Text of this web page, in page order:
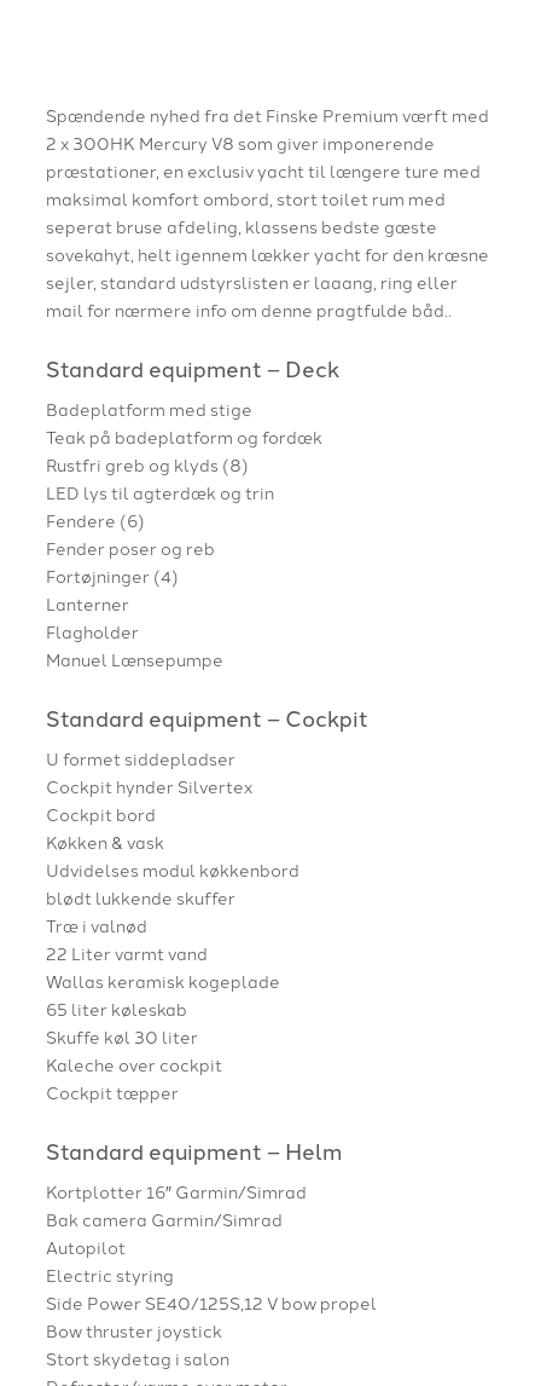
Spændende nyhed fra det Finske Premium værft med
2 x 300HK Mercury V8 som giver imponerende
præstationer, en exclusiv yacht til længere ture med
maksimal komfort ombord, stort toilet rum med
seperat bruse afdeling, klassens bedste gæste
sovekahyt, helt igennem lækker yacht for den kræsne
sejler, standard udstyrslisten er laaang, ring eller
mail for nærmere info om denne pragtfulde båd..
Standard equipment – Deck
Badeplatform med stige
Teak på badeplatform og fordæk
Rustfri greb og klyds (8)
LED lys til agterdæk og trin
Fendere (6)
Fender poser og reb
Fortøjninger (4)
Lanterner
Flagholder
Manuel Lænsepumpe
Standard equipment – Cockpit
U formet siddepladser
Cockpit hynder Silvertex
Cockpit bord
Køkken & vask
Udvidelses modul køkkenbord
blødt lukkende skuffer
Træ i valnød
22 Liter varmt vand
Wallas keramisk kogeplade
65 liter køleskab
Skuffe køl 30 liter
Kaleche over cockpit
Cockpit tæpper
Standard equipment – Helm
Kortplotter 16″ Garmin/Simrad
Bak camera Garmin/Simrad
Autopilot
Electric styring
Side Power SE40/125S,12 V bow propel
Bow thruster joystick
Stort skydetag i salon